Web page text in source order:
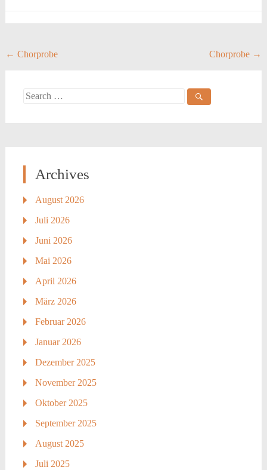
Post
← Chorprobe Chorprobe →
Search
Archives
August 2026
Juli 2026
Juni 2026
Mai 2026
April 2026
März 2026
Februar 2026
Januar 2026
Dezember 2025
November 2025
Oktober 2025
September 2025
August 2025
Juli 2025